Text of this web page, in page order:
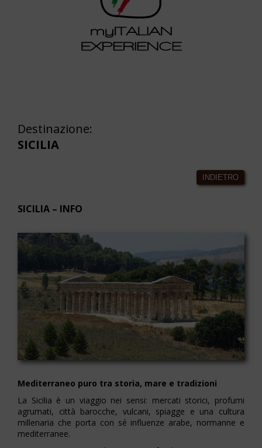
Destinazione:
SICILIA
INDIETRO
SICILIA – INFO
Mediterraneo puro tra storia, mare e tradizioni
La Sicilia è un viaggio nei sensi: mercati storici, profumi
agrumati, città barocche, vulcani, spiagge e una cultura
millenaria che porta con sé influenze arabe, normanne e
mediterranee.